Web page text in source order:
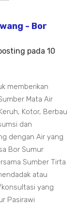
- Bor
pada 10
memberikan
Mata Air
Kotor, Berbau
dan
dengan Air yang
Bor Sumur
Sumber Tirta
atau
yang
Pasirawi